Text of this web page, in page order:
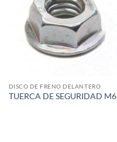
DISCO DE FRENO DELANTERO
TUERCA DE SEGURIDAD M6